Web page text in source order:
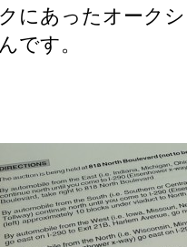
クにあったオーク
んです。